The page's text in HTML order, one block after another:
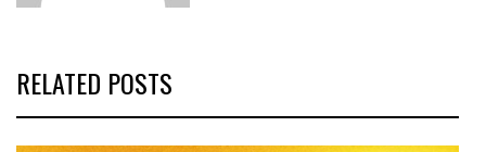
RELATED POSTS